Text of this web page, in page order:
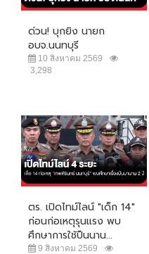
ด่วน! บุกยิง นายก
อบจ.นนทบุรี
10 สิงหาคม 2569
3,298
ตร. เปิดไทม์ไลน์ "เด็ก 14"
ก่อนก่อเหตุรุนแรง พบ
ศึกษาการใช้ปืนนาน...
9 สิงหาคม 2569